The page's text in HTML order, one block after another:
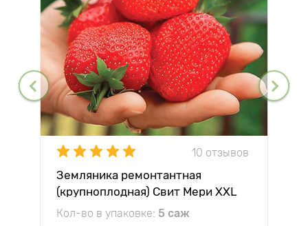
10 отзывов
Земляника ремонтантная
(крупноплодная) Свит Мери XXL
Кол-во в упаковке: 5 саж